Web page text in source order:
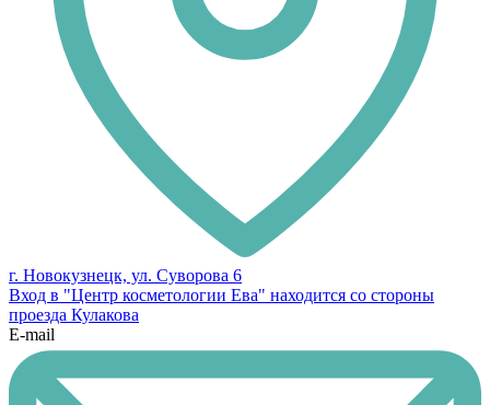
г. Новокузнецк, ул. Суворова 6
Вход в "Центр косметологии Ева" находится со стороны
проезда Кулакова
E-mail